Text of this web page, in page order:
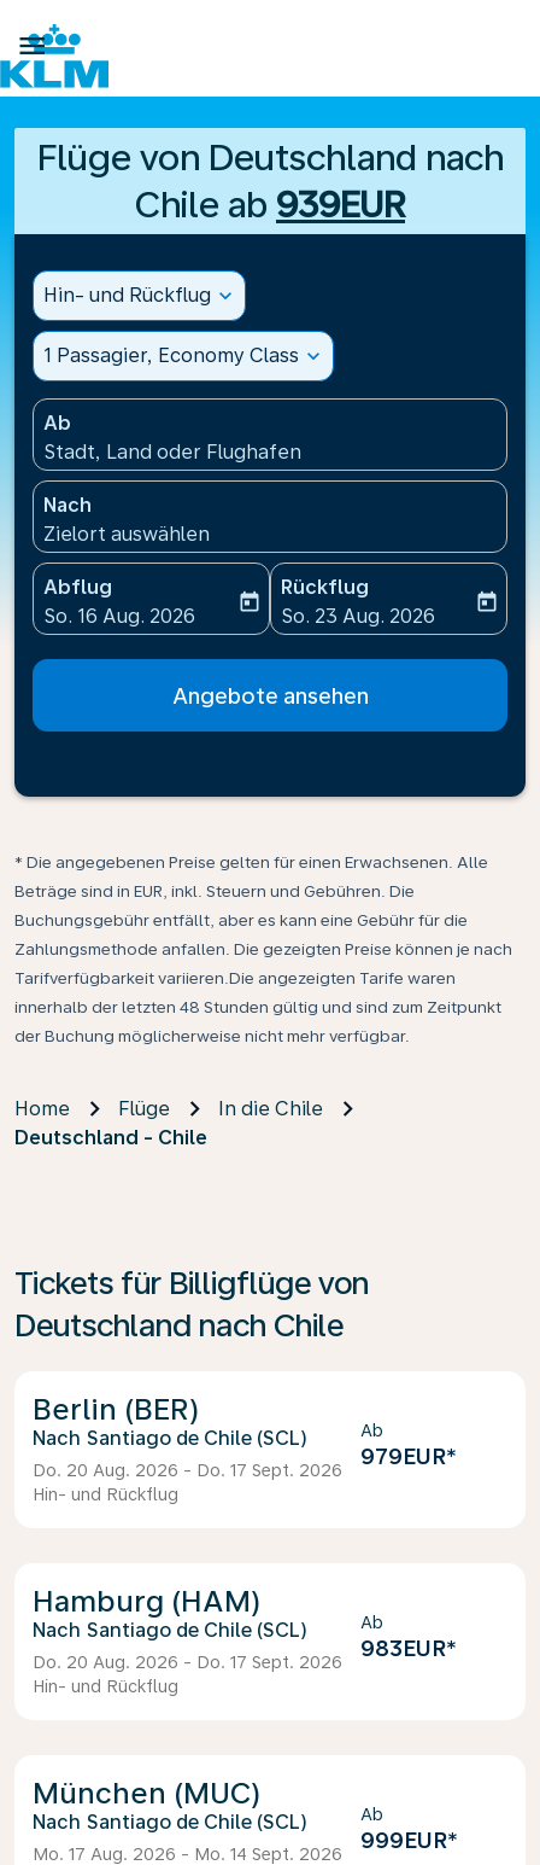

Flüge von Deutschland nach
Chile ab 939EUR
Hin- und Rückflug expand_more
1 Passagier, Economy Class expand_more
Ab
Stadt, Land oder Flughafen
Nach
Zielort auswählen
Abflug
fc-booking-departure-date-aria-label
So. 16 Aug. 2026
today
Rückflug
fc-booking-return-date-
So. 23 Aug. 2026
today
Angebote ansehen
* Die angegebenen Preise gelten für einen Erwachsenen. Alle
Beträge sind in EUR, inkl. Steuern und Gebühren. Die
Buchungsgebühr entfällt, aber es kann eine Gebühr für die
Zahlungsmethode anfallen. Die gezeigten Preise können je nach
Tarifverfügbarkeit variieren.Die angezeigten Tarife waren
innerhalb der letzten 48 Stunden gültig und sind zum Zeitpunkt
der Buchung möglicherweise nicht mehr verfügbar.
Home Flüge
In die Chile
Deutschland - Chile
Tickets für Billigflüge von
Deutschland nach Chile
Berlin (BER)
Santiago de Chile (SCL)
Do. 20 Aug. 2026 - Do. 17 Sept. 2026
Hin- und Rückflug
Ab
979EUR*
Hamburg (HAM)
Santiago de Chile (SCL)
Do. 20 Aug. 2026 - Do. 17 Sept. 2026
Hin- und Rückflug
Ab
983EUR*
München (MUC)
Santiago de Chile (SCL)
Mo. 17 Aug. 2026 - Mo. 14 Sept. 2026
Ab
999EUR*